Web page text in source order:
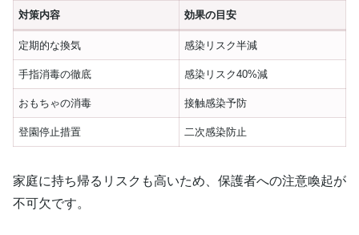
対策内容 効果の目安
定期的な換気 感染リスク半減
手指消毒の徹底 感染リスク40%減
おもちゃの消毒 接触感染予防
登園停止措置 二次感染防止
家庭に持ち帰るリスクも高いため、保護者への注意喚起が
不可欠です。